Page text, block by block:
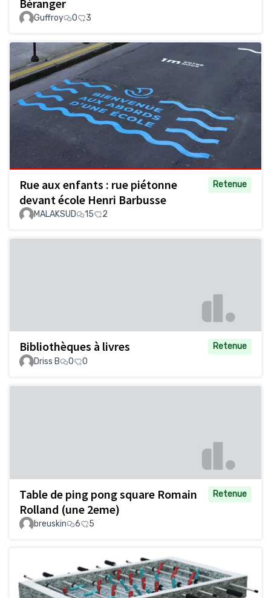
Béranger
Guffroy 0 3
Rue aux enfants : rue piétonne
devant école Henri Barbusse
Retenue
MALAKSUD 15 2
Bibliothèques à livres
Retenue
Driss B
0 0
Table de ping pong square Romain
Rolland (une 2eme)
Retenue
breuskin 6 5